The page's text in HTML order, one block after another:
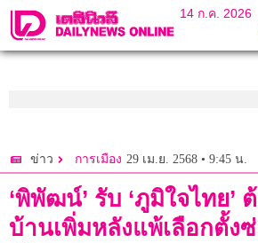
14 ก.ค. 2026
ข่าว การเมือง 29 เม.ย. 2568 • 9:45 น.
‘พิพัฒน์’ รับ ‘ภูมิใจไทย’
บ้านเพิ่มหลังแพ้เลือกตั้ง